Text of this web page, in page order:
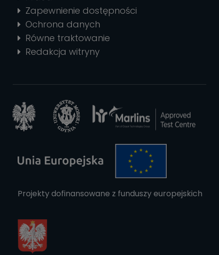
Zapewnienie dostępności
Ochrona danych
Równe traktowanie
Redakcja witryny
Projekty dofinansowane z funduszy europejskich